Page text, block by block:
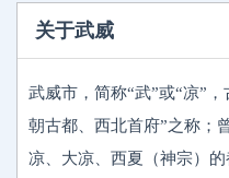
关于武威
武威市，简称“武”或“凉”
朝古都、西北首府”之称；
凉、大凉、西夏（神宗）